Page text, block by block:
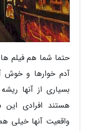
حتما شما هم فیلم
آدم خوارها و خوش
بسیاری از آنها
هستند افرادی این
واقعیت آنها خیلی